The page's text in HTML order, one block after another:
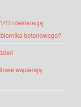
i deklaracją
betonowego?
wspierają